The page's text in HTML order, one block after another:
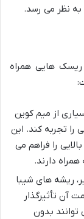
نظر می رسد.
ریسک هایی همراه
از میم کوین
را تجربه کند. این
را فراهم می
دارند.
ریشه های شیبا
آن تأثیرگذار
توانند بدون